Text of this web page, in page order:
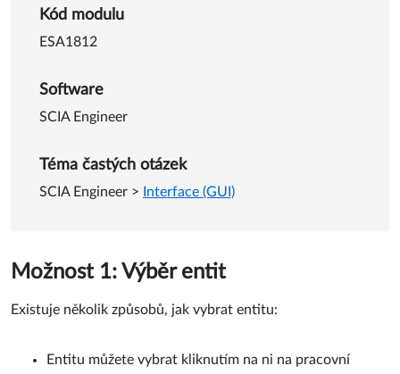
Detail o Výběr a hledání
Kód modulu
ESA1812
Software
SCIA Engineer
Téma častých otázek
SCIA Engineer > Interface (GUI)
Možnost 1: Výběr entit
Existuje několik způsobů, jak vybrat entitu:
Entitu můžete vybrat kliknutím na ni na pracovní